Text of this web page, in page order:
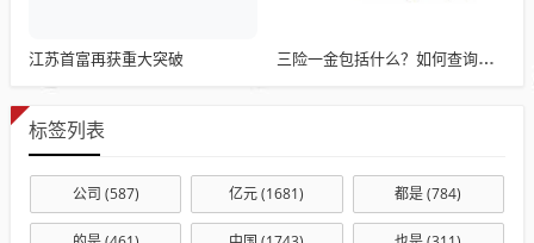
江苏首富再获重大突破 三险一金包括什么？如何查询和管理你的三险一金
标签列表
公司 (587) 亿元(1681) 都是(784)